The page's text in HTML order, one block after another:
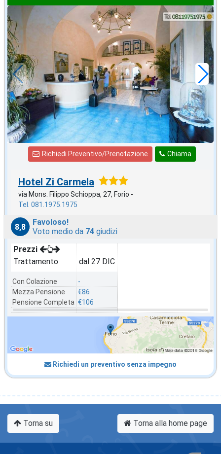
2027 EPIFANIA
in offerta da
€86 ,71
a notte
Chiama
Richiedi Preventivo/Prenotazione
Hotel Zi Carmela
via Mons. Filippo Schioppa, 27, Forio -
Tel. 081.1975.1975
8,8
Favoloso!
Voto medio da 74 giudizi
Prezzi
Trattamento
Con Colazione
Mezza Pensione
Pensione Completa
dal 27 DIC
-
€86
€106
Richiedi un preventivo senza impegno
Torna su Torna alla home page